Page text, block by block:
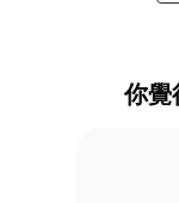
你覺